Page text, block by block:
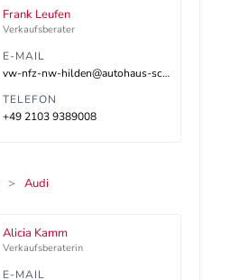
Frank Leufen
Verkaufsberater
E-MAIL
vw-nfz-nw-hilden@autohaus-schnitzler.dealerdesk.de
TELEFON
+49 2103 9389008
Audi
Alicia Kamm
Verkaufsberaterin
E-MAIL